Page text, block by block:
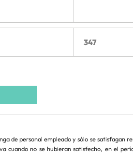
347
de personal empleado y sólo se satisfagan
cuando no se hubieran satisfecho, en el